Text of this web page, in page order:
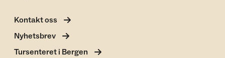
Kontakt oss
Nyhetsbrev
Tursenteret i Bergen